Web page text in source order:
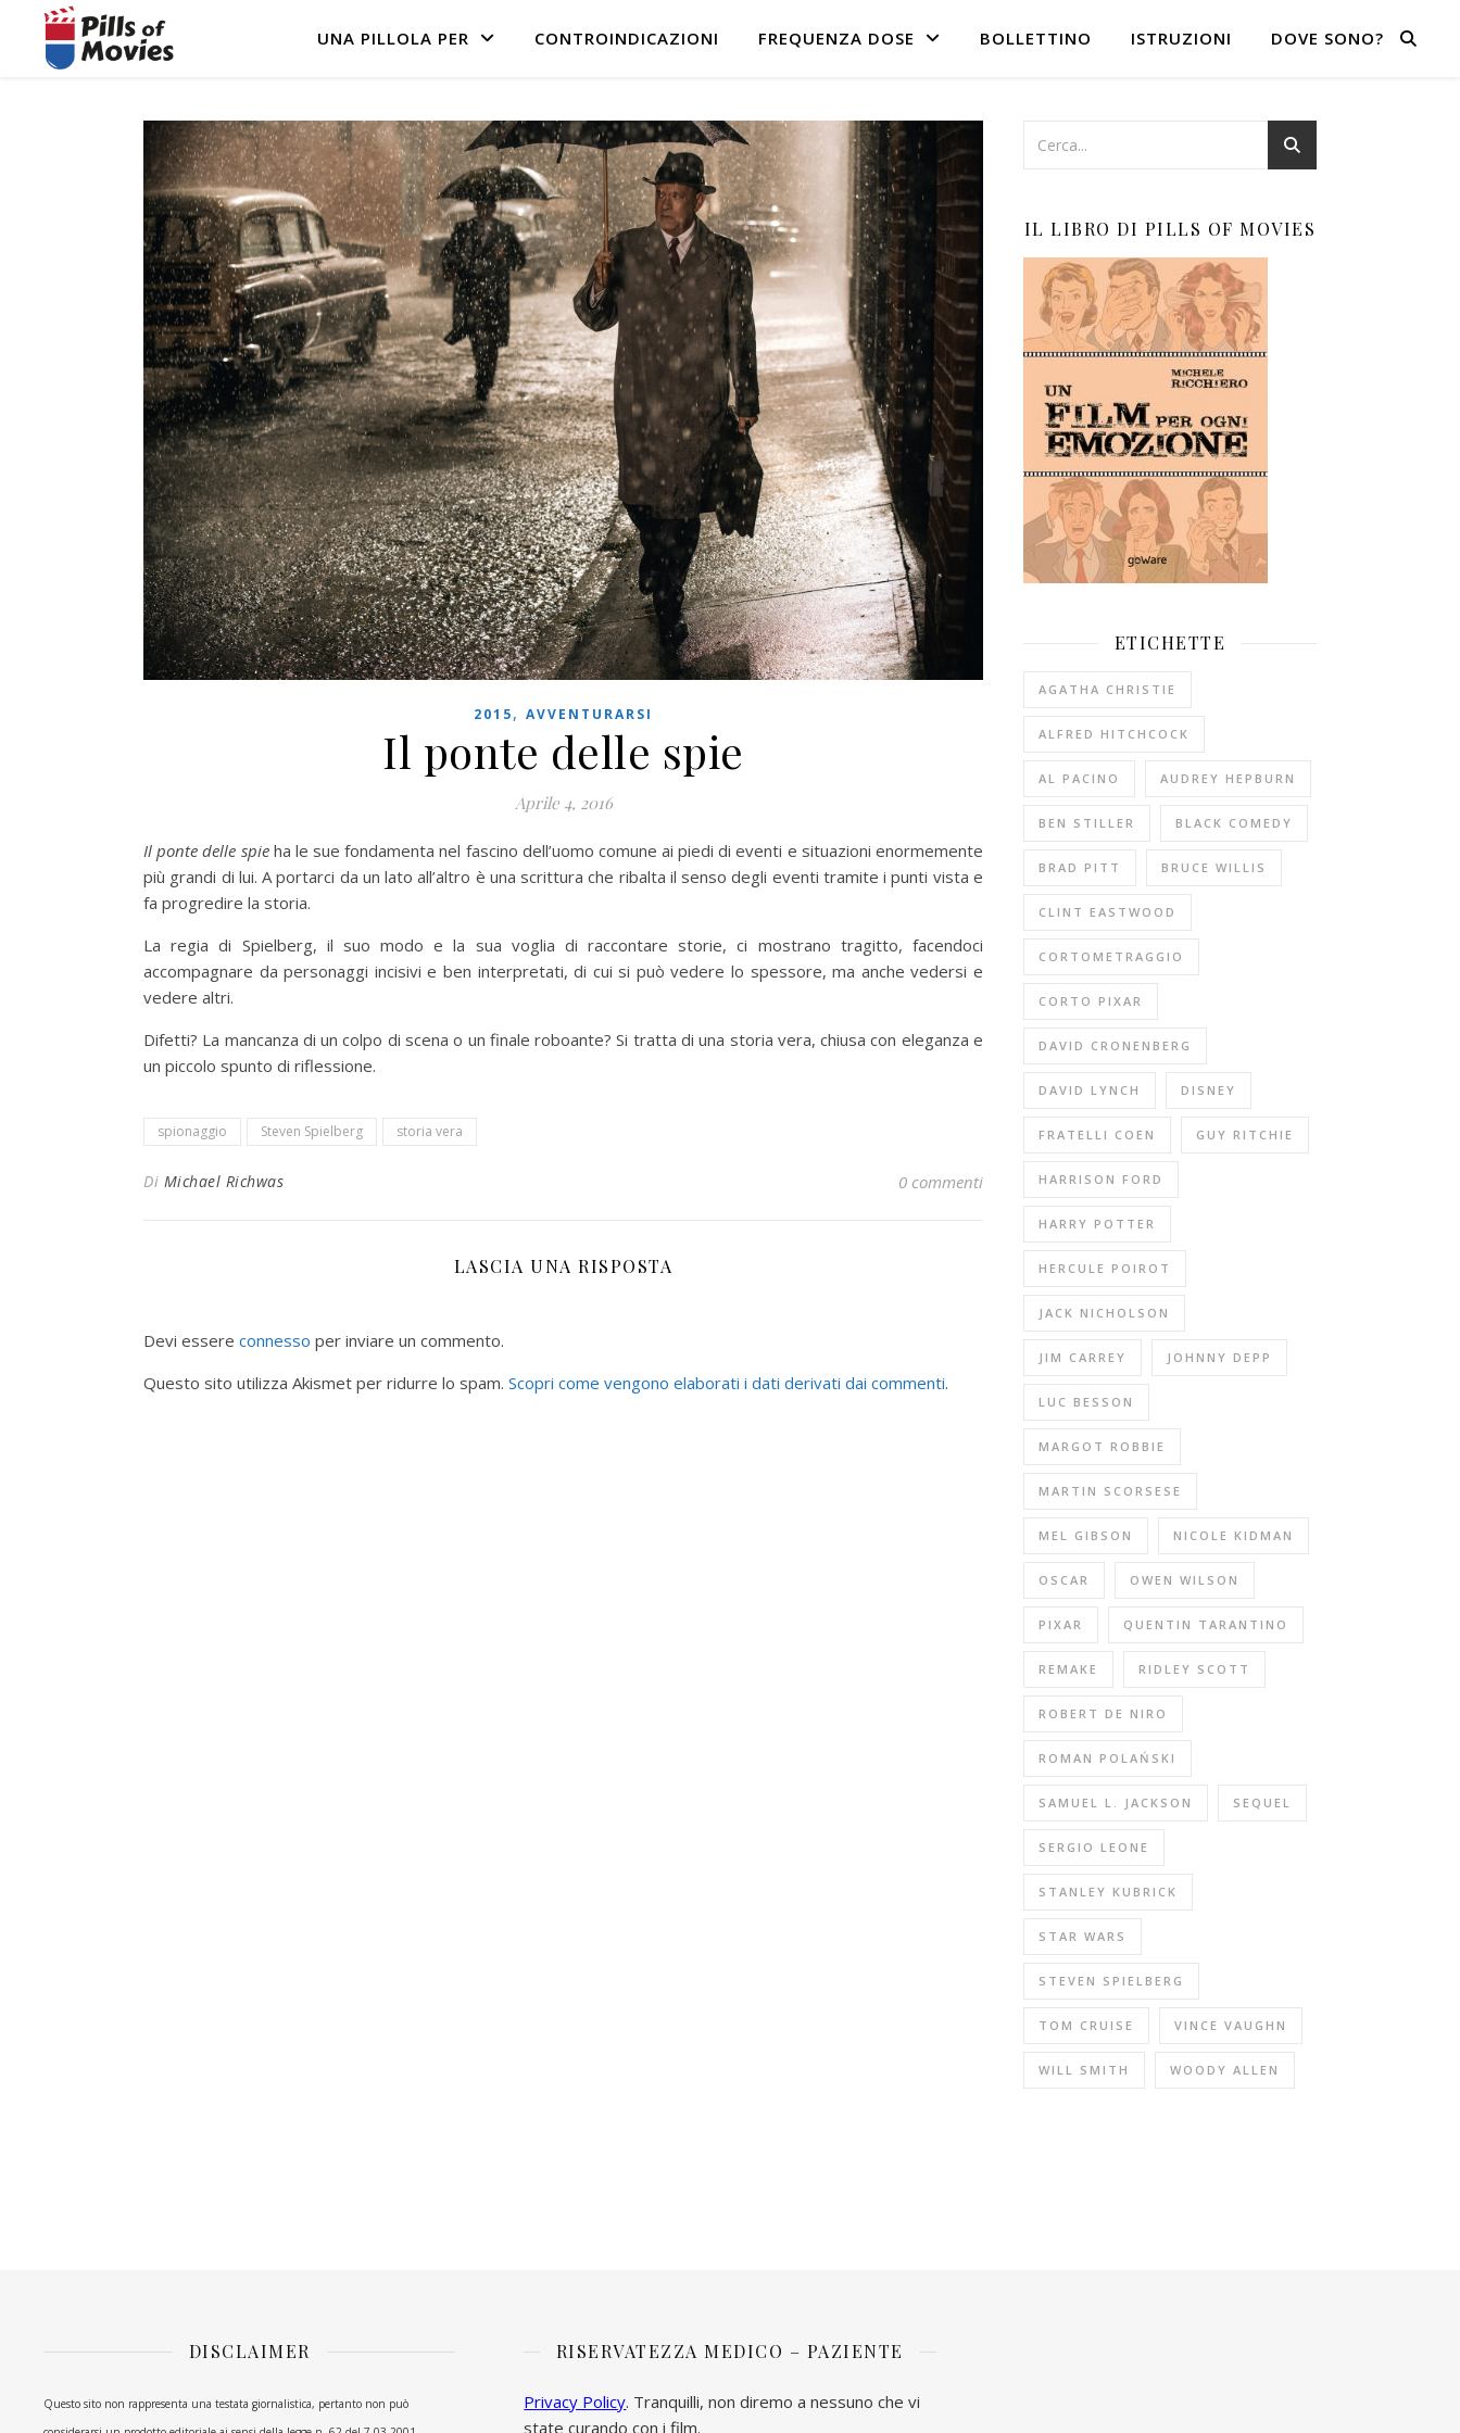
UNA PILLOLA PER CONTROINDICAZIONI FREQUENZA DOSE BOLLETTINO ISTRUZIONI DOVE SONO?
2015, AVVENTURARSI
Il ponte delle spie
Aprile 4, 2016
Il ponte delle spieha le sue fondamenta nel fascino dell’uomo comune ai piedi di eventi e situazioni enormemente
più grandi di lui. A portarci da un lato all’altro è una scrittura che ribalta il senso degli eventi tramite i punti vista e
fa progredire la storia.
La regia di Spielberg, il suo modo e la sua voglia di raccontare storie, ci mostrano tragitto, facendoci
accompagnare da personaggi incisivi e ben interpretati, di cui si può vedere lo spessore, ma anche vedersi e
vedere altri.
Difetti? La mancanza di un colpo di scena o un finale roboante? Si tratta di una storia vera, chiusa con eleganza e
un piccolo spunto di riflessione.
spionaggio Steven Spielberg storia vera
Di Michael Richwas 0 commenti
LASCIA UNA RISPOSTA
Devi essere connesso per inviare un commento.
Questo sito utilizza Akismet per ridurre lo spam. Scopri come vengono elaborati i dati derivati dai commenti.
IL LIBRO DI PILLS OF MOVIES
ETICHETTE
AGATHA CHRISTIE
ALFRED HITCHCOCK
AL PACINO AUDREY HEPBURN
BEN STILLER BLACK COMEDY
BRAD PITT BRUCE WILLIS
CLINT EASTWOOD
CORTOMETRAGGIO
CORTO PIXAR
DAVID CRONENBERG
DAVID LYNCH DISNEY
FRATELLI COEN GUY RITCHIE
HARRISON FORD
HARRY POTTER
HERCULE POIROT
JACK NICHOLSON
JIM CARREY JOHNNY DEPP
LUC BESSON
MARGOT ROBBIE
MARTIN SCORSESE
MEL GIBSON NICOLE KIDMAN
OSCAR OWEN WILSON
PIXAR QUENTIN TARANTINO
REMAKE RIDLEY SCOTT
ROBERT DE NIRO
ROMAN POLAŃSKI
SAMUEL L. JACKSON SEQUEL
SERGIO LEONE
STANLEY KUBRICK
STAR WARS
STEVEN SPIELBERG
TOM CRUISE VINCE VAUGHN
WILL SMITH WOODY ALLEN
DISCLAIMER
Questo sito non rappresenta una testata giornalistica, pertanto non può
RISERVATEZZA MEDICO – PAZIENTE
Privacy Policy. Tranquilli, non diremo a nessuno che vi
state curando con i film.